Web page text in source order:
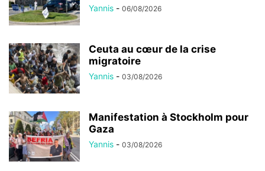
Yannis - 06/08/2026
Ceuta au cœur de la crise
migratoire
Yannis - 03/08/2026
Manifestation à Stockholm pour
Gaza
Yannis - 03/08/2026